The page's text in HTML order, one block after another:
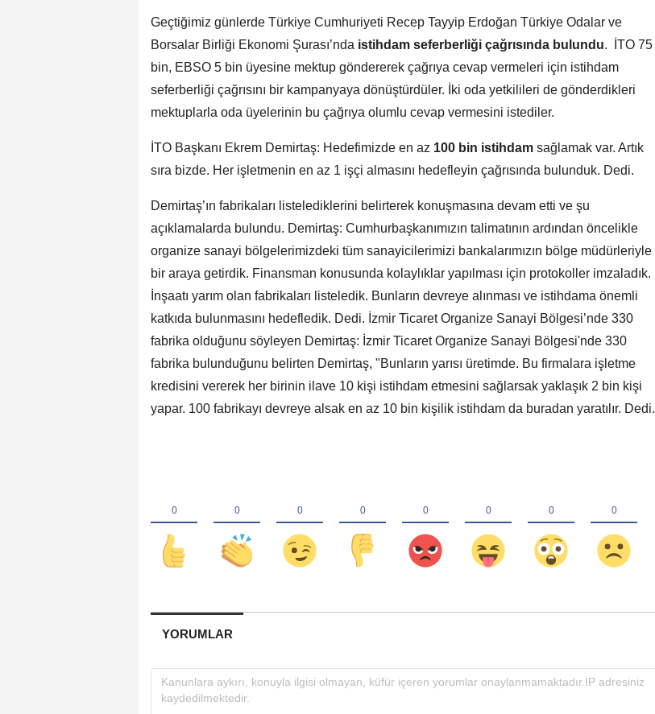
Geçtiğimiz günlerde Türkiye Cumhuriyeti Recep Tayyip Erdoğan Türkiye Odalar ve
Borsalar Birliği Ekonomi Şurası’nda istihdam seferberliği çağrısında bulundu. İTO 75
bin, EBSO 5 bin üyesine mektup göndererek çağrıya cevap vermeleri için istihdam
seferberliği çağrısını bir kampanyaya dönüştürdüler. İki oda yetkilileri de gönderdikleri
mektuplarla oda üyelerinin bu çağrıya olumlu cevap vermesini istediler.
İTO Başkanı Ekrem Demirtaş: Hedefimizde en az 100 bin istihdam sağlamak var. Artık
sıra bizde. Her işletmenin en az 1 işçi almasını hedefleyin çağrısında bulunduk. Dedi.
Demirtaş’ın fabrikaları listelediklerini belirterek konuşmasına devam etti ve şu
açıklamalarda bulundu. Demirtaş: Cumhurbaşkanımızın talimatının ardından öncelikle
organize sanayi bölgelerimizdeki tüm sanayicilerimizi bankalarımızın bölge müdürleriyle
bir araya getirdik. Finansman konusunda kolaylıklar yapılması için protokoller imzaladık.
İnşaatı yarım olan fabrikaları listeledik. Bunların devreye alınması ve istihdama önemli
katkıda bulunmasını hedefledik. Dedi. İzmir Ticaret Organize Sanayi Bölgesi’nde 330
fabrika olduğunu söyleyen Demirtaş: İzmir Ticaret Organize Sanayi Bölgesi'nde 330
fabrika bulunduğunu belirten Demirtaş, "Bunların yarısı üretimde. Bu firmalara işletme
kredisini vererek her birinin ilave 10 kişi istihdam etmesini sağlarsak yaklaşık 2 bin kişi
yapar. 100 fabrikayı devreye alsak en az 10 bin kişilik istihdam da buradan yaratılır. Dedi.
YORUMLAR